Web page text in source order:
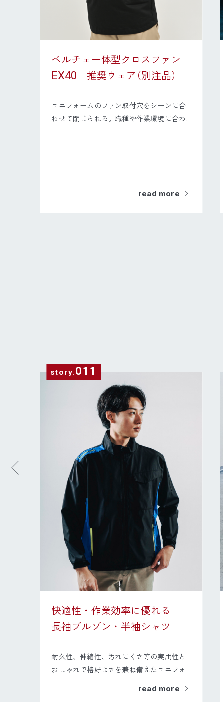
ペルチェ一体型クロスファン
EX40 推奨ウェア（別注品）
ユニフォームのファン取付穴をシーンに合
わせて閉じられる。職種や作業環境に合わ...
read more
story.011
快適性・作業効率に優れる
長袖ブルゾン・半袖シャツ
耐久性、伸縮性、汚れにくさ等の実用性と
おしゃれで格好よさを兼ね備えたユニフォ
read more